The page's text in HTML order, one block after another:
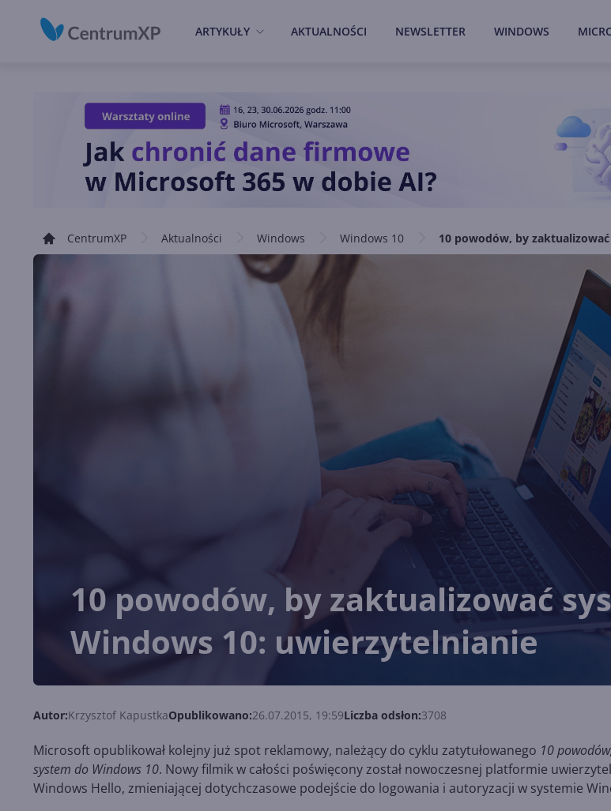
ARTYKUŁY AKTUALNOŚCI NEWSLETTER WINDOWS
CentrumXP Aktualności Windows Windows 10 10 powodów, by
10 powodów, by zaktualizować
Windows 10: uwierzytelnianie
Autor:Krzysztof KapustkaOpublikowano:26.07.2015, 19:59Liczba odsłon:3708
Microsoft opublikował kolejny już spot reklamowy, należący do cyklu zatytułowanego 10
system do Windows 10. Nowy filmik w całości poświęcony został nowoczesnej platformie
Windows Hello, zmieniającej dotychczasowe podejście do logowania i autoryzacji w systemie